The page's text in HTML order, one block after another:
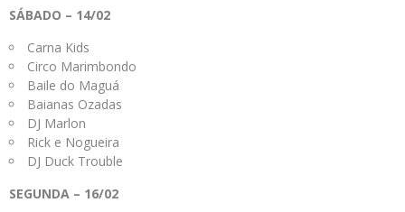
SÁBADO – 14/02
Carna Kids
Circo Marimbondo
Baile do Maguá
Baianas Ozadas
DJ Marlon
Rick e Nogueira
DJ Duck Trouble
SEGUNDA – 16/02